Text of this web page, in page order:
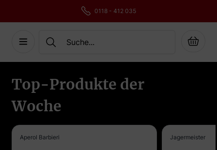
Angebot Anfrage
Cart
Top-Produkte der
Woche
Aperol Barbieri Jagermeister